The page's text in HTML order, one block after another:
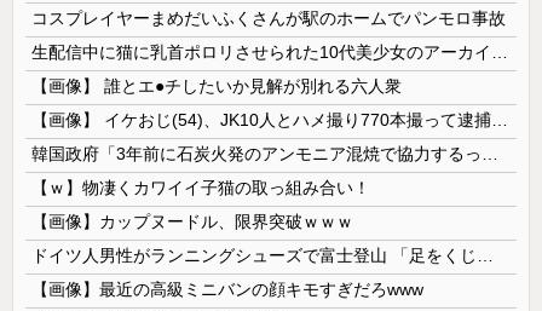
コスプレイヤーまめだいふくさんが駅のホームでパンモロ事故
【画像】 誰とエ●チしたいか見解が別れる六人衆
【ｗ】物凄くカワイイ子猫の取っ組み合い！
【画像】カップヌードル、限界突破ｗｗｗ
【画像】最近の高級ミニバンの顔キモすぎだろwww